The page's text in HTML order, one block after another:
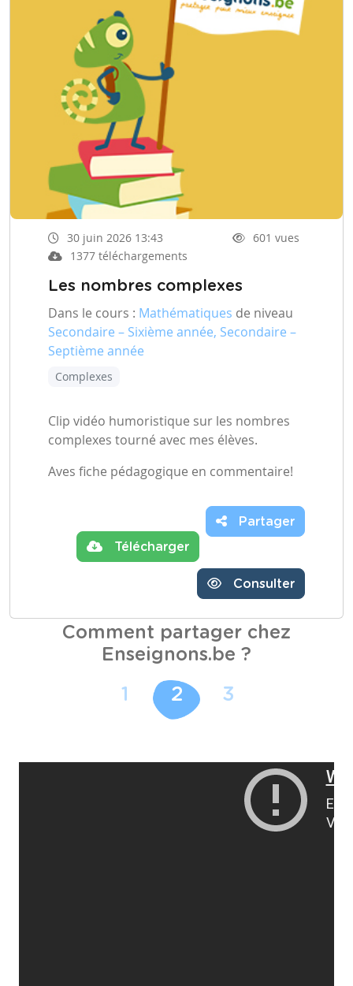
30 juin 2026 13:43
601 vues
1377 téléchargements
Les nombres complexes
Dans le cours : Mathématiques de niveau
Secondaire – Sixième année, Secondaire –
Septième année
Complexes
Clip vidéo humoristique sur les nombres
complexes tourné avec mes élèves.
Aves fiche pédagogique en commentaire!
Télécharger
Partager
Consulter
Comment partager chez
Enseignons.be ?
1 2 3